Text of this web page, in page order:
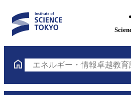
エネルギー・情報卓越教育